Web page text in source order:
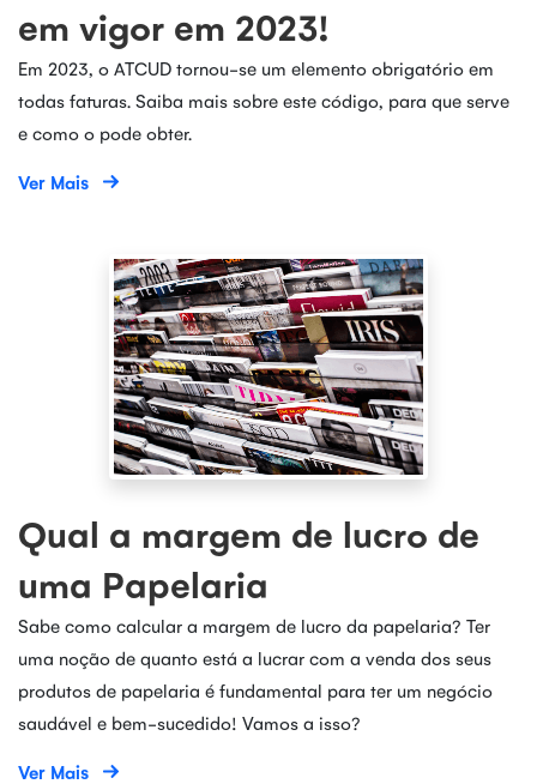
em vigor em 2023!
Em 2023, o ATCUD tornou-se um elemento obrigatório em
todas faturas. Saiba mais sobre este código, para que serve
e como o pode obter.
Ver Mais
Qual a margem de lucro de
uma Papelaria
Sabe como calcular a margem de lucro da papelaria? Ter
uma noção de quanto está a lucrar com a venda dos seus
produtos de papelaria é fundamental para ter um negócio
saudável e bem-sucedido! Vamos a isso?
Ver Mais